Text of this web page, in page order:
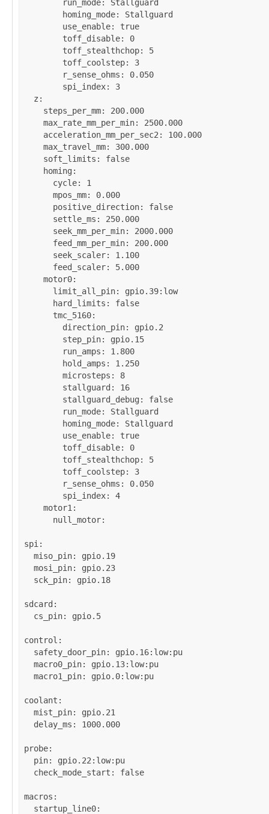
run_mode: Stallguard
homing_mode: Stallguard
use_enable: true
toff_disable: 0
toff_stealthchop: 5
toff_coolstep: 3
r_sense_ohms : 0.050
spi_index: 3
z :
steps_per_mm: 200.000
max_rate_mm_per_min: 2500.000
acceleration_mm_per_sec2 : 100.000
max_travel_mm: 300.000
soft_limits : false
homing :
cycle: 1
mpos_mm: 0.000
positive_direction: false
settle_ms : 250.000
seek_mm_per_min: 2000.000
feed_mm_per_min: 200.000
seek_scaler: 1.100
feed_scaler: 5.000
motor0:
limit_all_pin: gpio.39:low
hard_limits : false
tmc_5160:
direction_pin: gpio.2
step_pin: gpio.15
run_amps : 1.800
hold_amps : 1.250
microsteps : 8
stallguard : 16
stallguard_debug : false
run_mode: Stallguard
homing_mode: Stallguard
use_enable: true
toff_disable: 0
toff_stealthchop: 5
toff_coolstep: 3
r_sense_ohms : 0.050
spi_index: 4
motor1 :
null_motor:
spi :
miso_pin: gpio.19
mosi_pin: gpio.23
sck_pin: gpio.18
sdcard :
cs_pin: gpio.5
control :
safety_door_pin: gpio.16:low:pu
macro0_pin: gpio.13:low:pu
macro1_pin: gpio.0:low:pu
coolant :
mist_pin: gpio.21
delay_ms : 1000.000
probe:
pin: gpio.22:low:pu
check_mode_start : false
macros :
startup_line0: